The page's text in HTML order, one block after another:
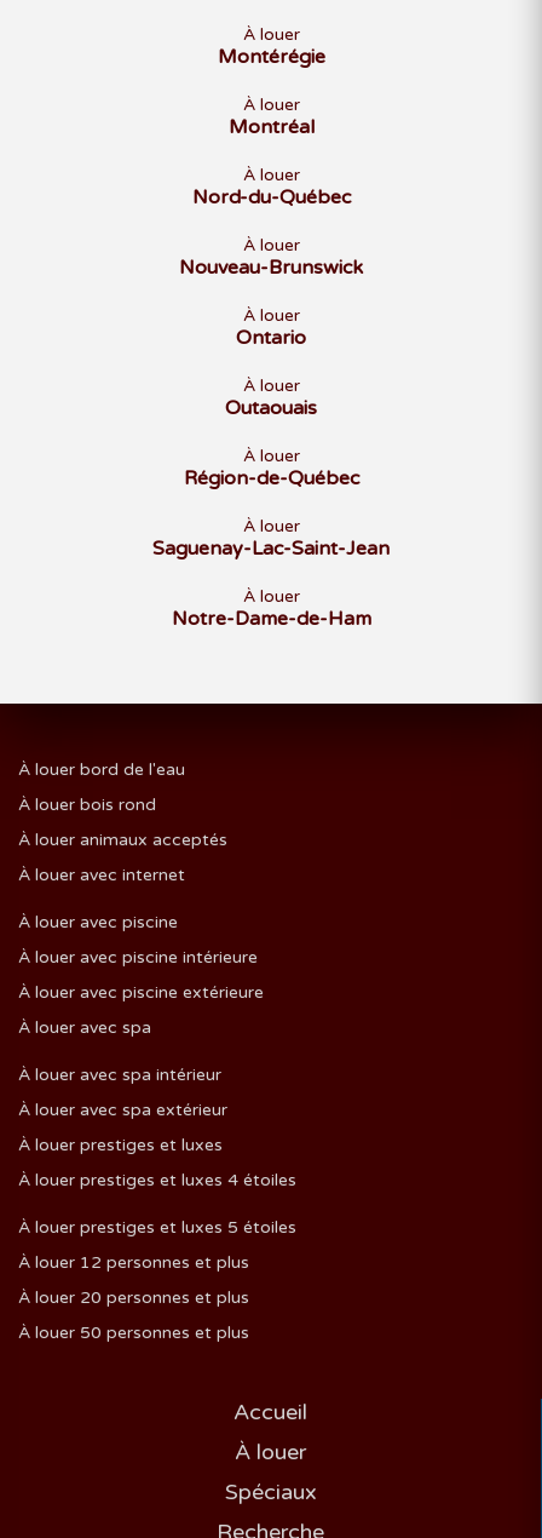
À louer
Montérégie
À louer
Montréal
À louer
Nord-du-Québec
À louer
Nouveau-Brunswick
À louer
Ontario
À louer
Outaouais
À louer
Région-de-Québec
À louer
Saguenay-Lac-Saint-Jean
À louer
Notre-Dame-de-Ham
À louer bord de l'eau
À louer bois rond
À louer animaux acceptés
À louer avec internet
À louer avec piscine
À louer avec piscine intérieure
À louer avec piscine extérieure
À louer avec spa
À louer avec spa intérieur
À louer avec spa extérieur
À louer prestiges et luxes
À louer prestiges et luxes 4 étoiles
À louer prestiges et luxes 5 étoiles
À louer 12 personnes et plus
À louer 20 personnes et plus
À louer 50 personnes et plus
Accueil
À louer
Spéciaux
Recherche